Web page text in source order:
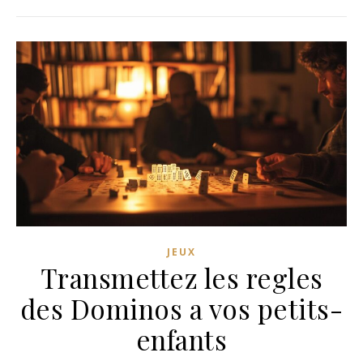
JEUX
Transmettez les regles
des Dominos a vos petits-
enfants